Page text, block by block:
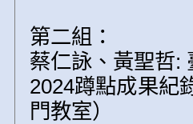
第二組：
蔡仁詠、黃聖哲:
2024蹲點成果紀
門教室）